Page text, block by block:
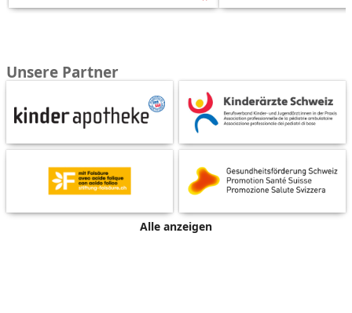
Unsere Partner
Alle anzeigen